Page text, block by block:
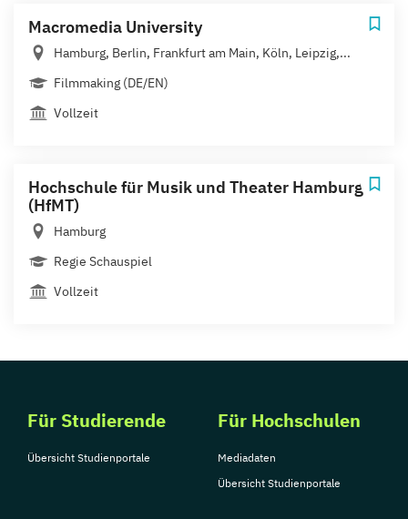
Macromedia University
Hamburg, Berlin, Frankfurt am Main, Köln, Leipzig,...
Filmmaking (DE/EN)
Vollzeit
Hochschule für Musik und Theater Hamburg
(HfMT)
Hamburg
Regie Schauspiel
Vollzeit
Für Studierende
Übersicht Studienportale
Für Hochschulen
Mediadaten
Übersicht Studienportale